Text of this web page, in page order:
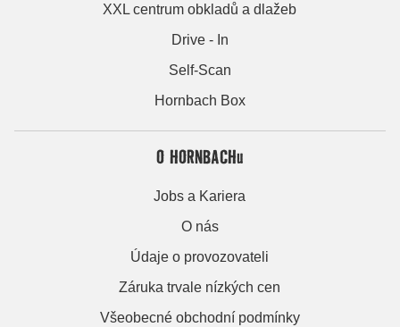
XXL centrum obkladů a dlažeb
Drive - In
Self-Scan
Hornbach Box
O HORNBACHu
Jobs a Kariera
O nás
Údaje o provozovateli
Záruka trvale nízkých cen
Všeobecné obchodní podmínky